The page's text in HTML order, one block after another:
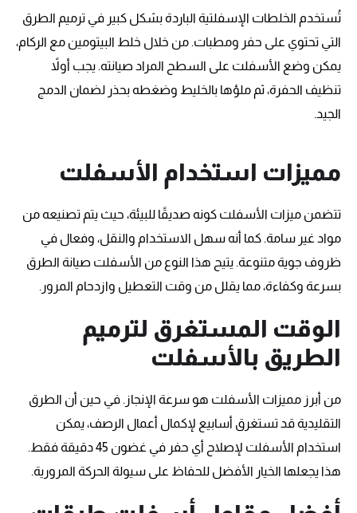
تُستخدم الخلطات الإسفلتية الباردة بشكل كبير في ترميم الطرق
التي تحتوي على حفر ومطبات. من خلال خلط البيتومين مع الركام،
يمكن وضع الأسفلت على السطح المراد صيانته. يجب أولاً
تنظيف الحفرة، ثم ملؤها بالخليط وضغطه بحذر لضمان الدمج
الجيد.
مميزات استخدام الأسفلت
تتضمن ميزات الأسفلت كونه صديقًا للبيئة، حيث يتم تصنيعه من
مواد غير سامة. كما أنه سهل الاستخدام والنقل، وفعال في
ظروف جوية متنوعة. يتيح هذا النوع من الأسفلت صيانة الطرق
بسرعة وكفاءة، مما يقلل من وقت التعطيل وازدحام المرور.
الوقت المستغرق لترميم
الطريق بالأسفلت
من أبرز مميزات الأسفلت هو سرعة الإنجاز. في حين أن الطرق
التقليدية قد تستغرق أسابيع لإكمال أعمال الرصف، يمكن
استخدام الأسفلت لإصلاح أي حفر في غضون 45 دقيقة فقط.
هذا يجعلها الخيار الأفضل للحفاظ على سيولة الحركة المرورية.